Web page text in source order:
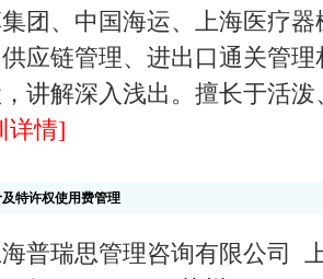
团、中国海运、上海医疗
应链管理、进出口通关管
讲解深入浅出。擅长于活
详情]
特许权使用费管理
普瑞思管理咨询有限公司